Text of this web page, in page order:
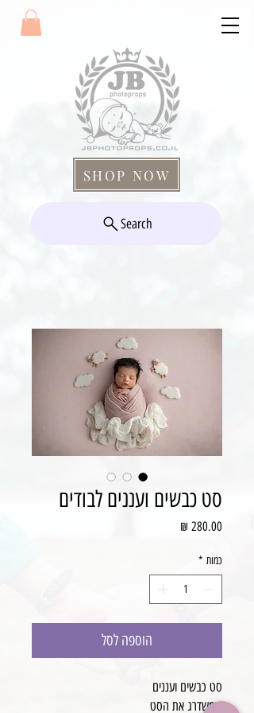
SHOP NOW
Search
סט כבשים ועננים לבודים
כמות *
הוספה לסל
סט כבשים ועננים
שמשדרג את הסט